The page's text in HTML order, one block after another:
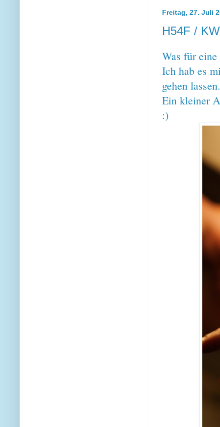
Freitag, 27. Juli
H54F /
Was für
Ich hab es
gehen
Ein kleiner
:)